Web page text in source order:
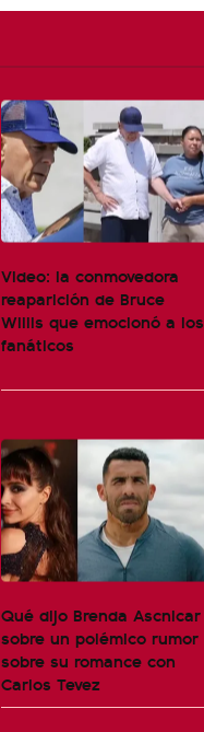
Video: la conmovedora
reaparición de Bruce
Willis que emocionó a los
fanáticos
Qué dijo Brenda Ascnicar
sobre un polémico rumor
sobre su romance con
Carlos Tevez